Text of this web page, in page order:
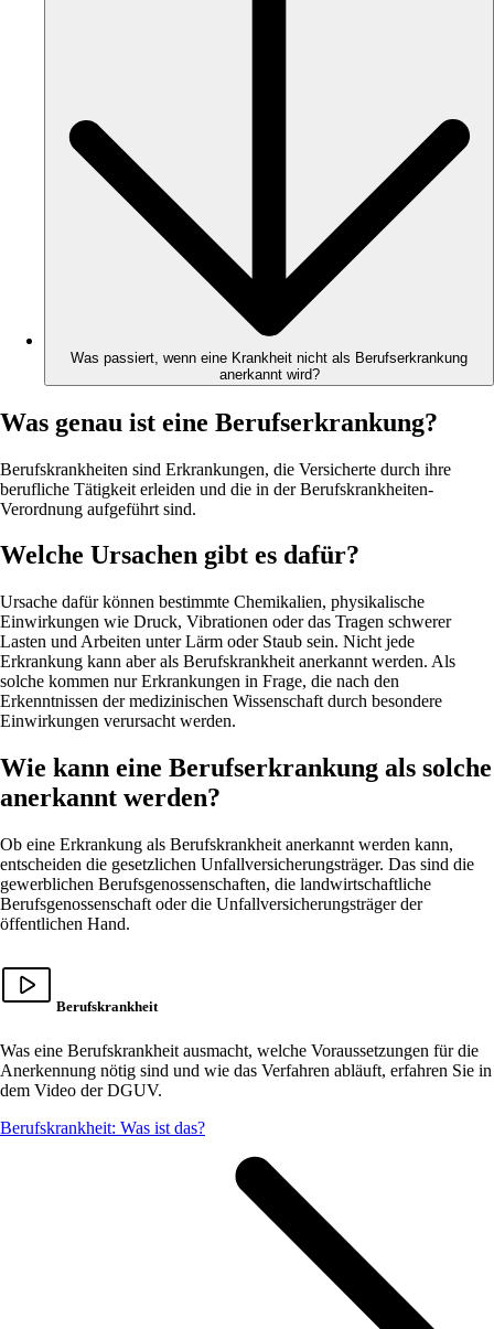
Was passiert, wenn eine Krankheit nicht als Berufserkrankung
anerkannt wird?
Was genau ist eine Berufserkrankung?
Berufskrankheiten sind Erkrankungen, die Versicherte durch ihre
berufliche Tätigkeit erleiden und die in der Berufskrankheiten-
Verordnung aufgeführt sind.
Welche Ursachen gibt es dafür?
Ursache dafür können bestimmte Chemikalien, physikalische
Einwirkungen wie Druck, Vibrationen oder das Tragen schwerer
Lasten und Arbeiten unter Lärm oder Staub sein. Nicht jede
Erkrankung kann aber als Berufskrankheit anerkannt werden. Als
solche kommen nur Erkrankungen in Frage, die nach den
Erkenntnissen der medizinischen Wissenschaft durch besondere
Einwirkungen verursacht werden.
Wie kann eine Berufserkrankung als solche
anerkannt werden?
Ob eine Erkrankung als Berufskrankheit anerkannt werden kann,
entscheiden die gesetzlichen Unfallversicherungsträger. Das sind die
gewerblichen Berufsgenossenschaften, die landwirtschaftliche
Berufsgenossenschaft oder die Unfallversicherungsträger der
öffentlichen Hand.
Berufskrankheit
Was eine Berufskrankheit ausmacht, welche Voraussetzungen für die
Anerkennung nötig sind und wie das Verfahren abläuft, erfahren Sie in
dem Video der DGUV.
Berufskrankheit: Was ist das?